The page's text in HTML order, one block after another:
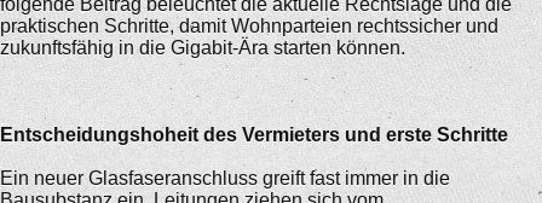
praktischen Schritte, damit Wohnparteien rechtssicher und
zukunftsfähig in die Gigabit-Ära starten können.
Entscheidungshoheit des Vermieters und erste Schritte
Ein neuer Glasfaseranschluss greift fast immer in die